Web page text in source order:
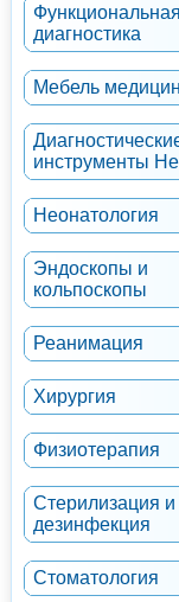
Функциональная
диагностика
Мебель
инструменты
Неонатология
Эндоскопы и
кольпоскопы
Реанимация
Хирургия
Физиотерапия
Стерилизация и
дезинфекция
Стоматология